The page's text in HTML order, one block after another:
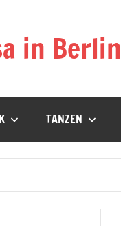
in Berlin
TANZEN